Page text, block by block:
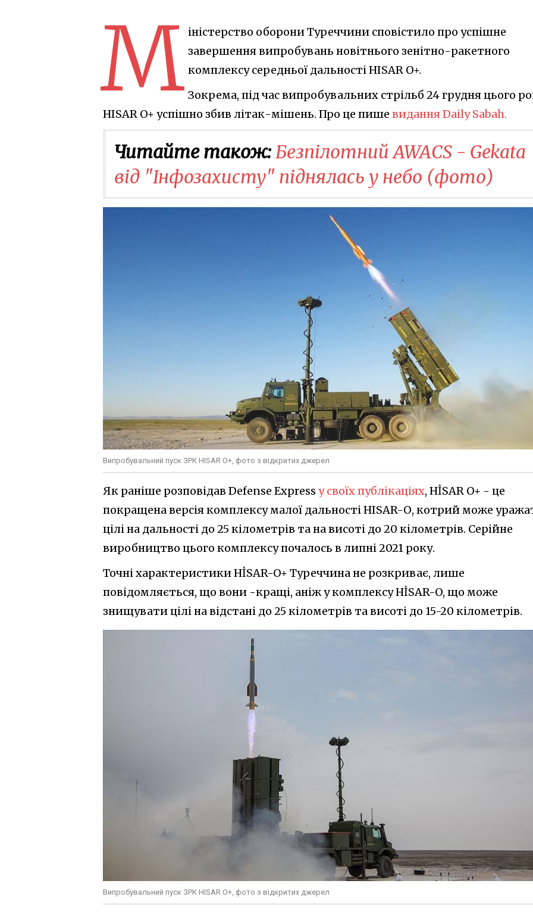
М іністерство оборони Туреччини сповістило про успішне
завершення випробувань новітнього зенітно-ракетного
комплексу середньої дальності HISAR O+.
Зокрема, під час випробувальних стрільб 24 грудня цього
HISAR O+ успішно збив літак-мішень. Про це пише видання Daily Sabah.
Читайте також:​Безпілотний AWAСS - Gekata
від "Інфозахисту" піднялась у небо (фото)
Випробувальний пуск ЗРК HISAR O+, фото з відкритих джерел
Як раніше розповідав Defense Express у своїх публікаціях, HİSAR O+ - це
покращена версія комплексу малої дальності HISAR-О, котрий може
цілі на дальності до 25 кілометрів та на висоті до 20 кілометрів. Серійне
виробництво цього комплексу почалось в липні 2021 року.
Точні характеристики HİSAR-O+ Туреччина не розкриває, лише
повідомляється, що вони -кращі, аніж у комплексу HİSAR-O, що може
знищувати цілі на відстані до 25 кілометрів та висоті до 15-20 кілометрів.
Випробувальний пуск ЗРК HISAR O+, фото з відкритих джерел